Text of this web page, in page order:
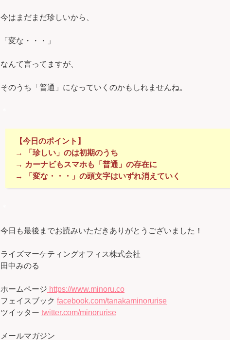
今はまだまだ珍しいから、
「変な・・・」
なんて言ってますが、
そのうち「普通」になっていくのかもしれませんね。
【今日のポイント】
→ 「珍しい」のは初期のうち
→ カーナビもスマホも「普通」の存在に
→ 「変な・・・」の頭文字はいずれ消えていく
今日も最後までお読みいただきありがとうございました！
ライズマーケティングオフィス株式会社
田中みのる
ホームページ https://www.minoru.co
フェイスブック facebook.com/tanakaminorurise
ツイッター twitter.com/minorurise
メールマガジン